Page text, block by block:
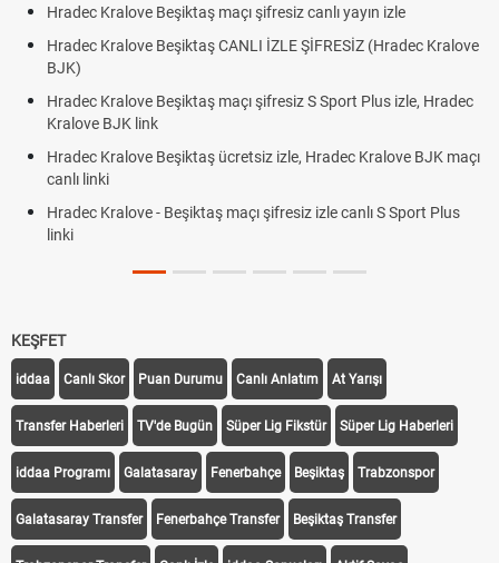
Hradec Kralove Beşiktaş maçı şifresiz canlı yayın izle
Hradec Kralove Beşiktaş CANLI İZLE ŞİFRESİZ (Hradec Kralove
BJK)
Hradec Kralove Beşiktaş maçı şifresiz S Sport Plus izle, Hradec
Kralove BJK link
Hradec Kralove Beşiktaş ücretsiz izle, Hradec Kralove BJK maçı
canlı linki
Hradec Kralove - Beşiktaş maçı şifresiz izle canlı S Sport Plus
linki
KEŞFET
iddaa Canlı Skor Puan Durumu Canlı Anlatım At Yarışı
Transfer Haberleri TV'de Bugün Süper Lig Fikstür Süper Lig Haberleri
iddaa Programı Galatasaray Fenerbahçe Beşiktaş Trabzonspor
Galatasaray Transfer Fenerbahçe Transfer Beşiktaş Transfer